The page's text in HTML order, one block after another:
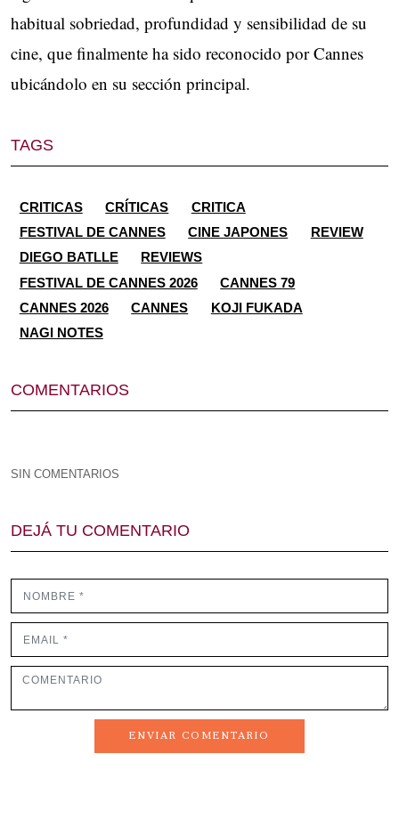
habitual sobriedad, profundidad y sensibilidad de su
cine, que finalmente ha sido reconocido por Cannes
ubicándolo en su sección principal.
TAGS
CRITICAS CRÍTICAS
CRITICA
FESTIVAL DE CANNES
CINE JAPONES
REVIEW
DIEGO BATLLE
REVIEWS
FESTIVAL DE CANNES 2026
CANNES 79
CANNES 2026
CANNES
KOJI FUKADA
NAGI NOTES
COMENTARIOS
SIN COMENTARIOS
DEJÁ TU COMENTARIO
ENVIAR COMENTARIO